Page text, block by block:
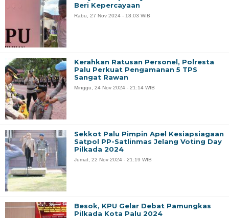
Beri Kepercayaan
Rabu, 27 Nov 2024 - 18:03 WIB
Kerahkan Ratusan Personel, Polresta
Palu Perkuat Pengamanan 5 TPS
Sangat Rawan
Minggu, 24 Nov 2024 - 21:14 WIB
Sekkot Palu Pimpin Apel Kesiapsiagaan
Satpol PP-Satlinmas Jelang Voting Day
Pilkada 2024
Jumat, 22 Nov 2024 - 21:19 WIB
Besok, KPU Gelar Debat Pamungkas
Pilkada Kota Palu 2024